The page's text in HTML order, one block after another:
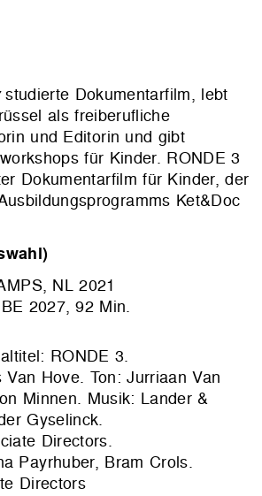
studierte Dokumentarfilm, lebt
als freiberufliche
und Editorin und gibt
für Kinder. RONDE 3
Dokumentarfilm für Kinder, der
Ket&Doc
NL 2021
2027, 92 Min.
RONDE 3.
Hove. Ton: Jurriaan Van
Minnen. Musik: Lander &
Gyselinck.
Directors.
Payrhuber, Bram Crols.
Directors